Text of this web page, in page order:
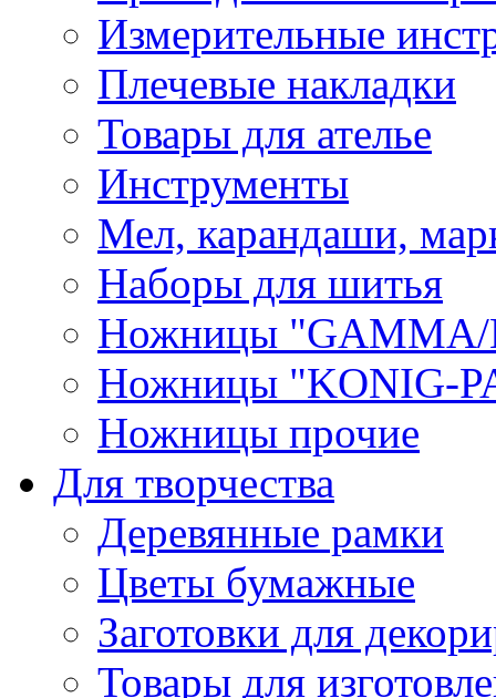
Измерительные
Плечевые накладки
Товары для ателье
Инструменты
Мел, карандаши,
Наборы для шитья
Ножницы "GAMMA/
Ножницы "KONIG-
Ножницы прочие
Для творчества
Деревянные рамки
Цветы бумажные
Заготовки для
Товары для